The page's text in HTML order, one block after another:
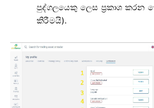
පුද්ගලයෙකු ලෙස ප්‍රකාශ
කිරීමයි).